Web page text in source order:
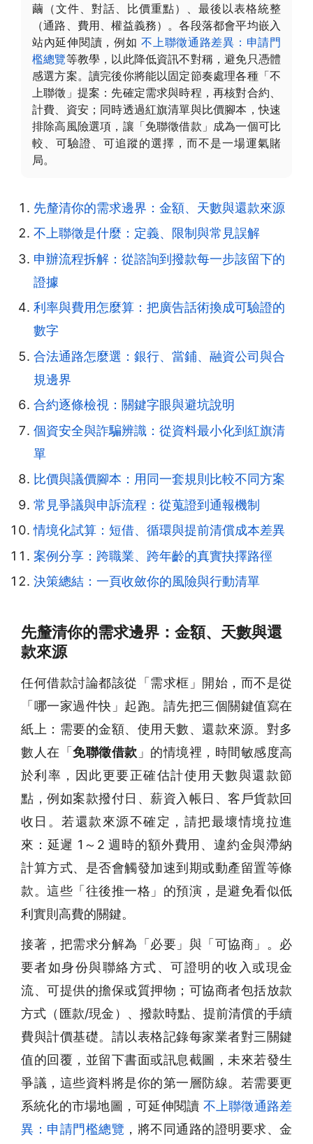
繭（文件、對話、比價重點）、最後以表格統整
（通路、費用、權益義務）。各段落都會平均嵌入
站內延伸閱讀，例如 不上聯徵通路差異：申請門
檻總覽等教學，以此降低資訊不對稱，避免只憑體
感選方案。讀完後你將能以固定節奏處理各種「不
上聯徵」提案：先確定需求與時程，再核對合約、
計費、資安；同時透過紅旗清單與比價腳本，快速
排除高風險選項，讓「免聯徵借款」成為一個可比
較、可驗證、可追蹤的選擇，而不是一場運氣賭
局。
先釐清你的需求邊界：金額、天數與還款來源
不上聯徵是什麼：定義、限制與常見誤解
申辦流程拆解：從諮詢到撥款每一步該留下的
證據
利率與費用怎麼算：把廣告話術換成可驗證的
數字
合法通路怎麼選：銀行、當鋪、融資公司與合
規邊界
合約逐條檢視：關鍵字眼與避坑說明
個資安全與詐騙辨識：從資料最小化到紅旗清
單
比價與議價腳本：用同一套規則比較不同方案
常見爭議與申訴流程：從蒐證到通報機制
情境化試算：短借、循環與提前清償成本差異
案例分享：跨職業、跨年齡的真實抉擇路徑
決策總結：一頁收斂你的風險與行動清單
先釐清你的需求邊界：金額、天數與還
款來源
任何借款討論都該從「需求框」開始，而不是從
「哪一家過件快」起跑。請先把三個關鍵值寫在
紙上：需要的金額、使用天數、還款來源。對多
數人在「 免聯徵借款 」的情境裡，時間敏感度高
於利率，因此更要正確估計使用天數與還款節
點，例如案款撥付日、薪資入帳日、客戶貨款回
收日。若還款來源不確定，請把最壞情境拉進
來：延遲 1～2 週時的額外費用、違約金與滯納
計算方式、是否會觸發加速到期或動產留置等條
款。這些「往後推一格」的預演，是避免看似低
利實則高費的關鍵。
接著，把需求分解為「必要」與「可協商」。必
要者如身份與聯絡方式、可證明的收入或現金
流、可提供的擔保或質押物；可協商者包括放款
方式（匯款/現金）、撥款時點、提前清償的手續
費與計價基礎。請以表格記錄每家業者對三關鍵
值的回覆，並留下書面或訊息截圖，未來若發生
爭議，這些資料將是你的第一層防線。若需要更
系統化的市場地圖，可延伸閱讀 不上聯徵通路差
異：申請門檻總覽 ，將不同通路的證明要求、金